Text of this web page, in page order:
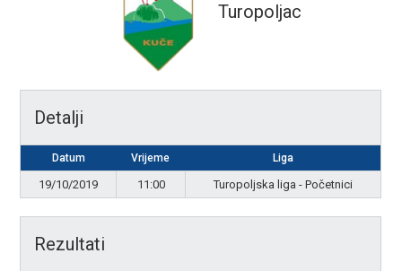
Turopoljac
Detalji
Datum Vrijeme Liga
19/10/2019 11:00 Turopoljska liga - Početnici
Rezultati